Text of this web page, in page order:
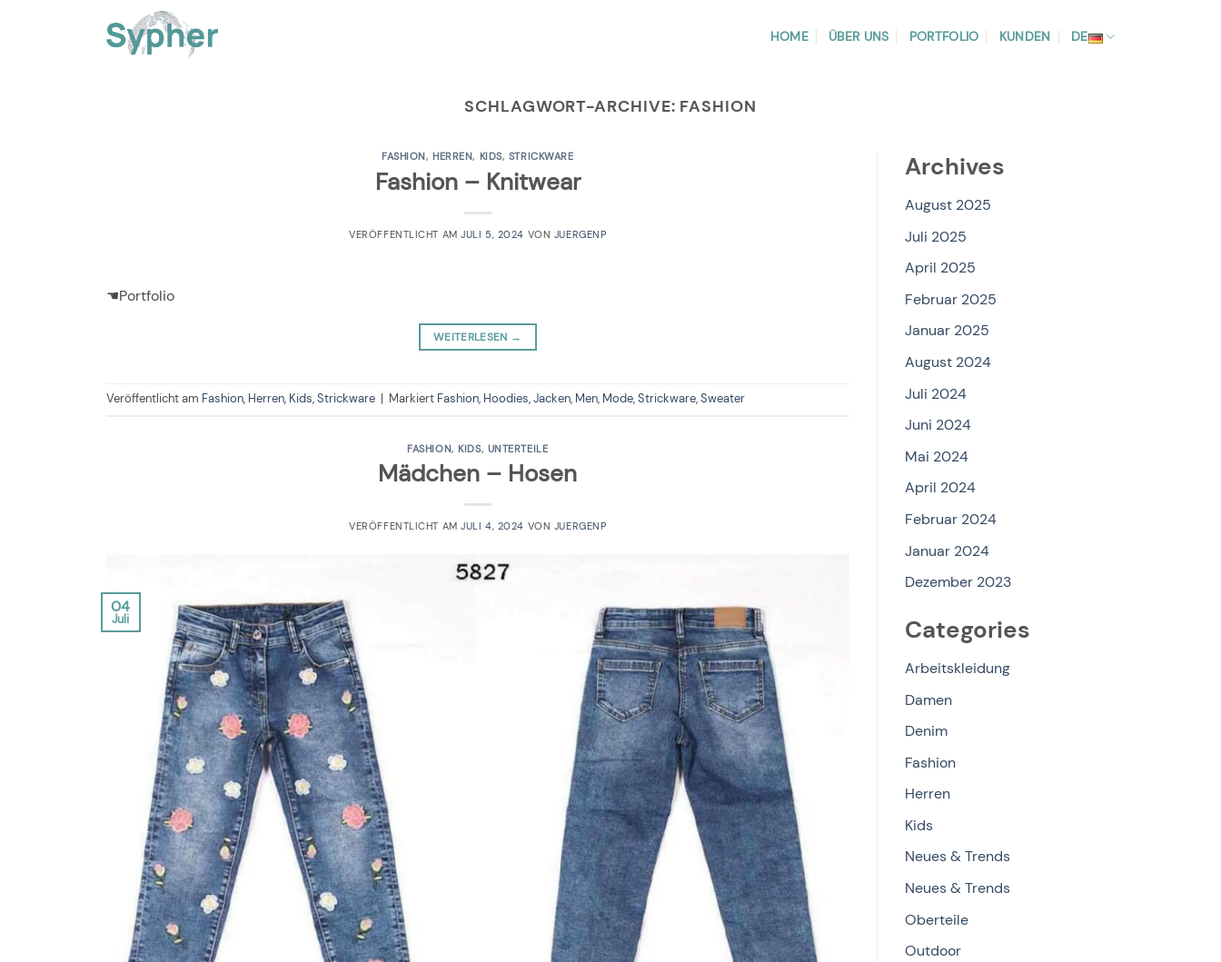
HOME ÜBER UNS PORTFOLIO KUNDEN DE
SCHLAGWORT-ARCHIVE: FASHION
FASHION, HERREN, KIDS, STRICKWARE
Fashion – Knitwear
VERÖFFENTLICHT AMJULI 5, 2024 VON JUERGENP
☚Portfolio
WEITERLESEN →
Veröffentlicht am Fashion, Herren, Kids,Strickware | Markiert Fashion, Hoodies,Jacken, Men, Mode,Strickware,Sweater
FASHION,KIDS, UNTERTEILE
Mädchen – Hosen
VERÖFFENTLICHT AMJULI 4, 2024 VON JUERGENP
04
Juli
Archives
August 2025
Juli 2025
April 2025
Februar 2025
Januar 2025
August 2024
Juli 2024
Juni 2024
Mai 2024
April 2024
Februar 2024
Januar 2024
Dezember 2023
Categories
Arbeitskleidung
Damen
Denim
Fashion
Herren
Kids
Neues & Trends
Neues & Trends
Oberteile
Outdoor